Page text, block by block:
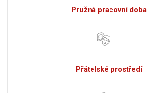
Pružná pracovní doba
Přátelské prostředí